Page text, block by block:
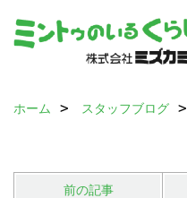
ホーム スタッフブログ
前の記事